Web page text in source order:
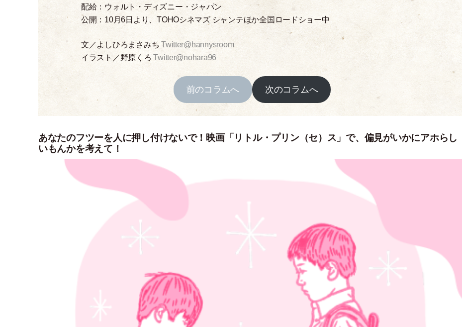
配給：ウォルト ・ ディズニー ・ ジャパン
公開：10月6日より、TOHOシネマズ シャンテほか全国ロードショー中
文／よしひろまさみちTwitter@hannysroom
イラスト／野原くろTwitter@nohara96
前のコラムへ 次のコラムへ
あなたのフツーを人に押し付けないで！映画「リトル・プリン（セ）ス」で、偏見がいかにアホらし
いもんかを考えて！